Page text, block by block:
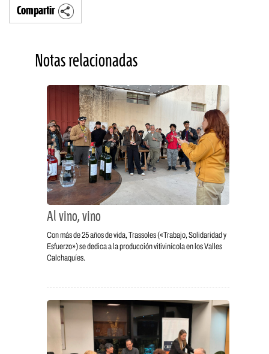
Compartir
Notas relacionadas
Al vino, vino
Con más de 25 años de vida, Trassoles («Trabajo, Solidaridad y
Esfuerzo») se dedica a la producción vitivinícola en los Valles
Calchaquíes.